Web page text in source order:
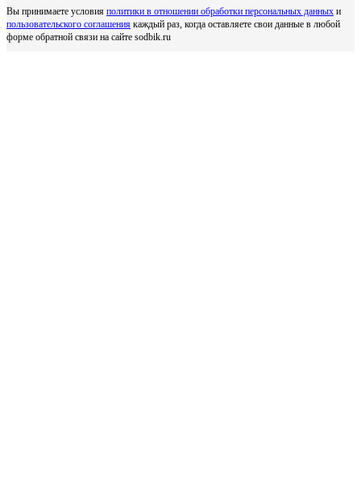
Вы принимаете условия политики в отношении обработки персональных данных и
пользовательского соглашения каждый раз, когда оставляете свои данные в любой
форме обратной связи на сайте sodbik.ru